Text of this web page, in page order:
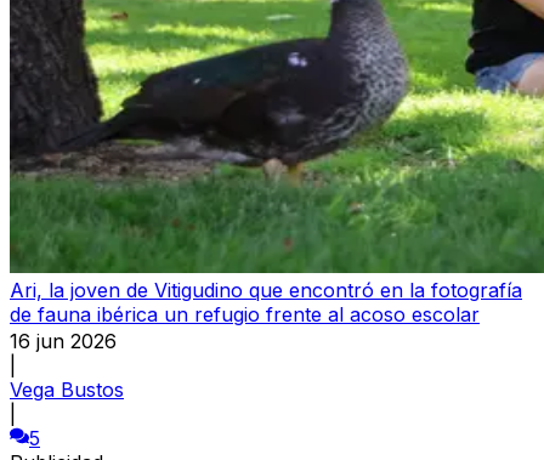
Ari, la joven de Vitigudino que encontró en la fotografía
de fauna ibérica un refugio frente al acoso escolar
16 jun 2026
Vega Bustos
5